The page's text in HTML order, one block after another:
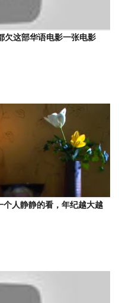
欠这部华语电影一张电影
个人静静的看，年纪越大越